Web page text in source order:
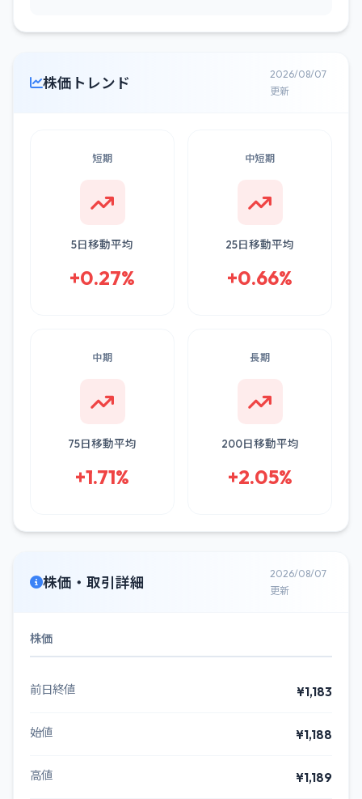
株価トレンド
2026/08/07
更新
短期
5日移動平均
+0.27%
中短期
25日移動平均
+0.66%
中期
75日移動平均
+1.71%
長期
200日移動平均
+2.05%
株価・取引詳細
2026/08/07
更新
株価
前日終値 ¥1,183
始値 ¥1,188
高値 ¥1,189